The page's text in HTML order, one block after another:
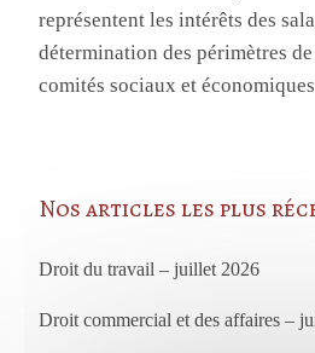
représentent les intérêts des
détermination des périmètres
comités sociaux et
Nos articles les plus
Droit du travail – juillet 2026
Droit commercial et des affaires –